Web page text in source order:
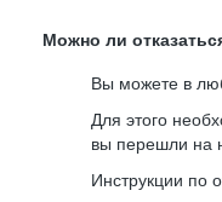
Можно ли
Вы можете в
Для этого
вы перешли на
Инструкции по